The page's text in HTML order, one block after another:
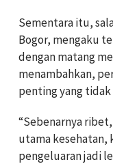
Sementara itu,
Bogor, mengaku
dengan matang
menambahkan,
penting yang
“Sebenarnya
utama kesehatan,
pengeluaran jadi